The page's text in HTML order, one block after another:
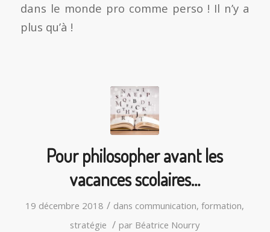
dans le monde pro comme perso ! Il n’y a
plus qu’à !
Pour philosopher avant les
vacances scolaires…
19 décembre 2018 / dans communication,formation,
stratégie / par Béatrice Nourry